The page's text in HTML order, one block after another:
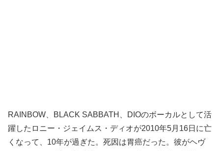
RAINBOW、BLACK SABBATH、DIOのボーカルとして活
躍したロニー・ジェイムス・ディオが2010年5月16日に亡
くなって、10年が過ぎた。死因は胃癌だった。彼がヘヴ